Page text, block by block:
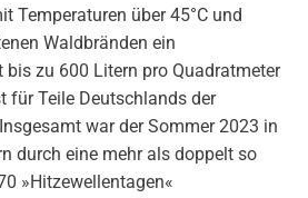
Temperaturen über 45°C und
Waldbränden ein
bis zu 600 Litern pro Quadratmeter
für Teile Deutschlands der
war der Sommer 2023 in
durch eine mehr als doppelt so
»Hitzewellentagen«